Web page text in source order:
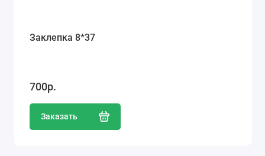
Заклепка 8*37
700р.
Заказать